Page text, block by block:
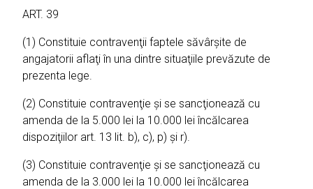
ART. 39
(1) Constituie contravenţii faptele săvârşite de
angajatorii aflaţi în una dintre situaţiile prevăzute de
prezenta lege.
(2) Constituie contravenţie şi se sancţionează cu
amenda de la 5.000 lei la 10.000 lei încălcarea
dispoziţiilor art. 13 lit. b), c), p) şi r).
(3) Constituie contravenţie şi se sancţionează cu
amenda de la 3.000 lei la 10.000 lei încălcarea